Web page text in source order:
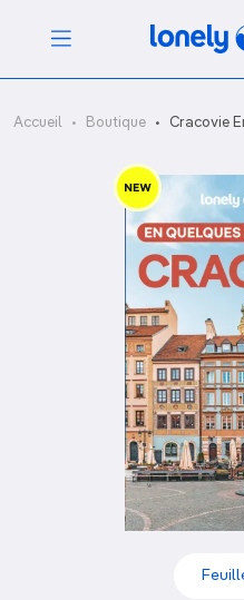
Menu
Votre
Accueil Boutique Cracovie